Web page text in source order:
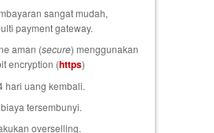
sangat mudah,
payment gateway.
aman (secure) menggunakan
encryption (https)
hari uang kembali.
tersembunyi.
overselling.